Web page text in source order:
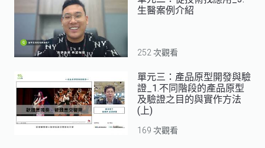
生醫案例介紹
252 次觀看
單元三：產品原型開發與驗
證_1.不同階段的產品原型
及驗證之目的與實作方法
(上)
169 次觀看